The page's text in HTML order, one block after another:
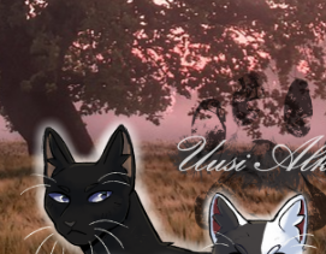
Siirry
sisältöön